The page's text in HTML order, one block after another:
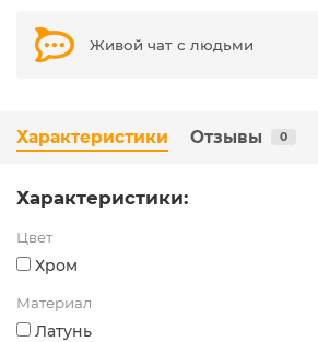
Живой чат с людьми
Характеристики Отзывы 0
Характеристики:
Цвет
Хром
Материал
Латунь